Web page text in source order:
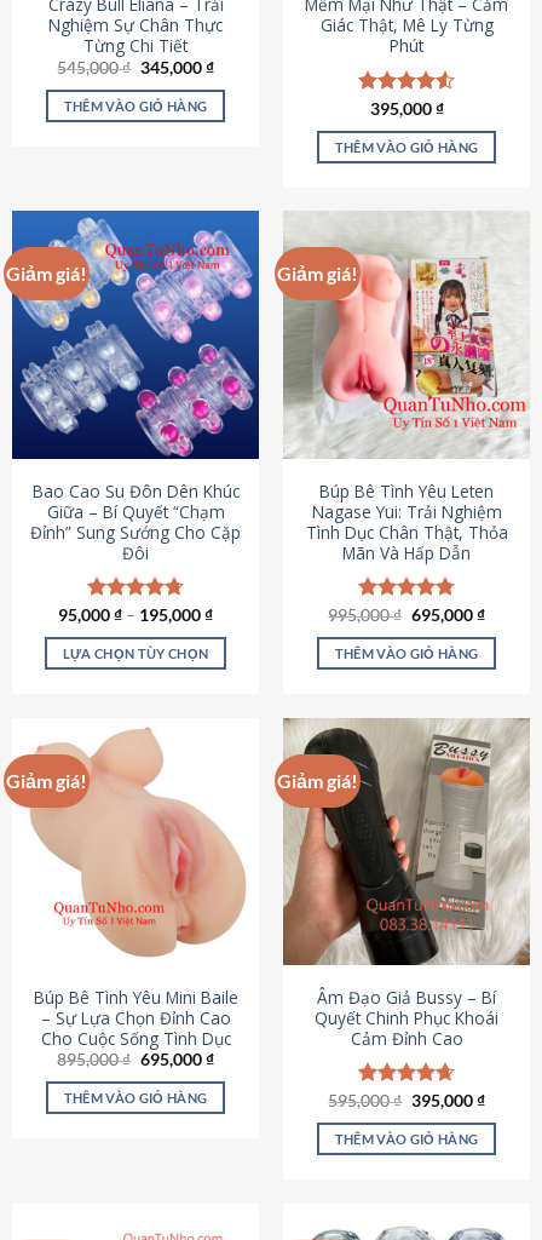
Crazy Bull Eliana – Trải
Nghiệm Sự Chân Thực
Từng Chi Tiết
545,000₫ Giá
là:
545,000 ₫.
345,000₫Giá
tại
THÊM VÀO GIỎ HÀNG
Mềm Mại Như Thật – Cảm
Giác Thật, Mê Ly Từng
Phút
Được xếp
hạng4.53
5 sao
395,000₫
THÊM VÀO GIỎ HÀNG
Giảm giá!
Bao Cao Su Đôn Dên Khúc
Giữa – Bí Quyết “Chạm
Đỉnh” Sung Sướng Cho Cặp
Đôi
Được xếp
hạng4.70
5 sao
95,000₫ – 195,000₫
LỰA CHỌN TÙY CHỌN
này
nhiều
biến
thể.
chọn
thể
chọn
trên
trang
sản
phẩm
Giảm giá!
Búp Bê Tình Yêu Leten
Nagase Yui: Trải Nghiệm
Tình Dục Chân Thật, Thỏa
Mãn Và Hấp Dẫn
Được xếp
hạng4.80
5 sao
995,000₫ Giá
là:
995,000 ₫.
695,000₫Giá
tại
THÊM VÀO GIỎ HÀNG
Giảm giá!
Búp Bê Tình Yêu Mini Baile
– Sự Lựa Chọn Đỉnh Cao
Cho Cuộc Sống Tình Dục
895,000₫ Giá
là:
895,000 ₫.
695,000₫Giá
tại
THÊM VÀO GIỎ HÀNG
Giảm giá!
Âm Đạo Giả Bussy – Bí
Quyết Chinh Phục Khoái
Cảm Đỉnh Cao
Được xếp
hạng4.64
5 sao
595,000₫ Giá
là:
595,000 ₫.
395,000₫Giá
tại
THÊM VÀO GIỎ HÀNG